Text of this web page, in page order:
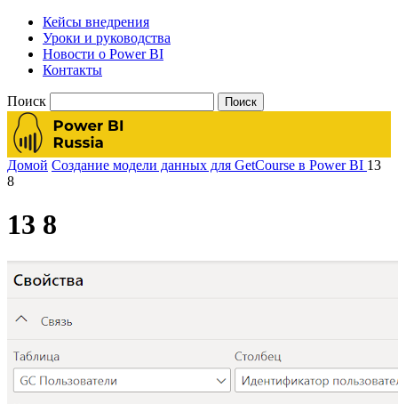
Кейсы внедрения
Уроки и руководства
Новости о Power BI
Контакты
Поиск
Домой Создание модели данных для GetCourse в Power BI 13
8
13 8